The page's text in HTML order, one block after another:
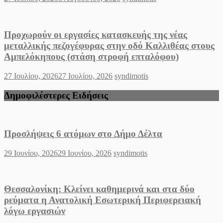
Προχωρούν οι εργασίες κατασκευής της νέας
μεταλλικής πεζογέφυρας στην οδό Καλλιθέας στους
Αμπελόκηπους (στάση στροφή επταλόφου)
Posted
27 Ιουλίου, 202627 Ιουλίου, 2026 Author
syndimotis
Δημοφιλέστερες Ειδήσεις
Προσλήψεις 6 ατόμων στο Δήμο Δέλτα
Posted
29 Ιουνίου, 202629 Ιουνίου, 2026 Author
syndimotis
Θεσσαλονίκη: Κλείνει καθημερινά και στα δύο
ρεύματα η Ανατολική Εσωτερική Περιφερειακή
λόγω εργασιών